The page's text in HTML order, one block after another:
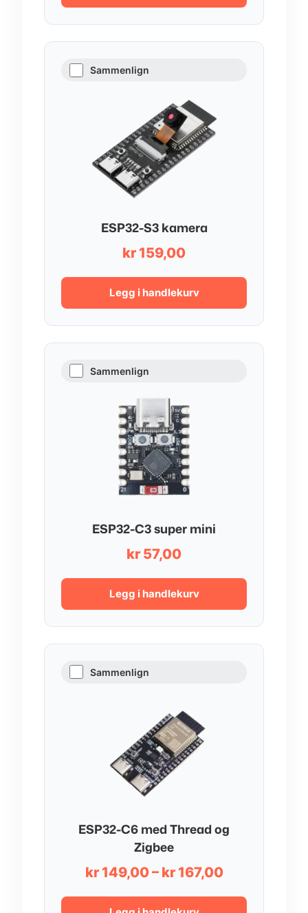
Sammenlign
ESP32-S3 kamera
kr 159,00
Legg i handlekurv
Sammenlign
ESP32-C3 super mini
kr 57,00
Legg i handlekurv
Sammenlign
ESP32-C6 med Thread og
Zigbee
kr149,00– kr167,00Prisområde:
kr 149,00